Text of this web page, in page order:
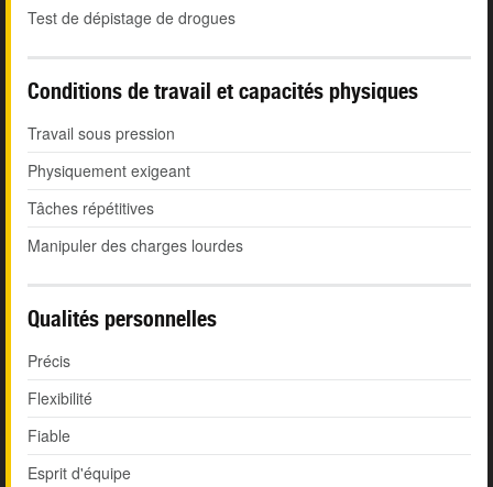
Test de dépistage de drogues
Conditions de travail et capacités physiques
Travail sous pression
Physiquement exigeant
Tâches répétitives
Manipuler des charges lourdes
Qualités personnelles
Précis
Flexibilité
Fiable
Esprit d'équipe